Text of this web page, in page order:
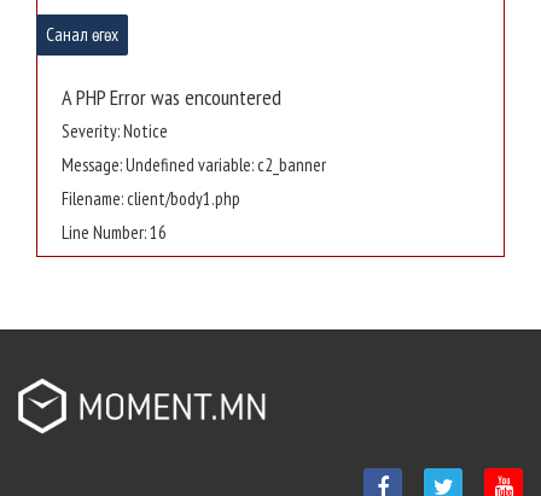
2026-03-31 10:46:11
2026-03-31 10:44:54
Явган хүний зам дээр байршуулсан гэрэлтүүлгийн 1000 шонг
2026-03-31 10:43:23
A PHP Error was encountered
Severity: Notice
Message: Undefined variable: c2_banner
Filename: client/body1.php
Line Number: 16